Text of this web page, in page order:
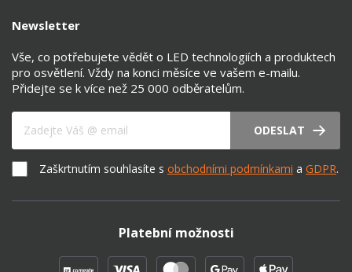
Newsletter
Vše, co potřebujete vědět o LED technologiích a produktech
pro osvětlení. Vždy na konci měsíce ve vašem e-mailu.
Přidejte se k více než 25 000 odběratelům.
Váš e-mail
ODESLAT
Zaškrtnutím souhlasíte s obchodními podmínkami a GDPR.
Platební možnosti